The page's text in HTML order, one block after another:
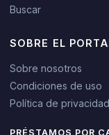
Buscar
SOBRE EL
Sobre nosotros
Condiciones de uso
Política de privacidad
PRÉSTAMOS POR